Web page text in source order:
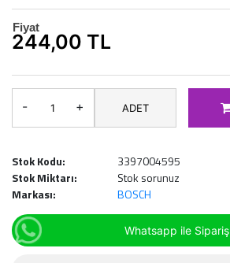
Fiyat
244,00 TL
- + ADET
Stok Kodu:
3397004595
Stok Miktarı:
Stok sorunuz
Markası:
BOSCH
Whatsapp ile Sipariş